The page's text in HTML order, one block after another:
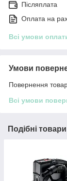
Післяплата
Оплата на
Всі умови
Умови
Повернення
Всі умови
Подібні